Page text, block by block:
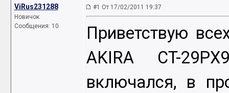
ViRus231288
Новичок
Сообщения: 10
#1 От 17/02/2011 19:37
Приветствую
AKIRA CT-
включался, в